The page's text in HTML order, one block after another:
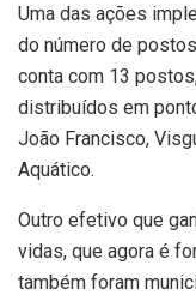
Uma das ações
do número de
conta com 13
distribuídos em
João Francisco,
Aquático.
Outro efetivo que
vidas, que agora é
também foram